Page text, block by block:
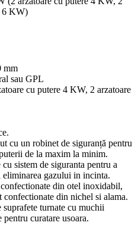
6 KW)
mm
sau GPL
cu putere 4 KW, 2 arzatoare
cu un robinet de siguranță pentru
de la maxim la minim.
sistem de siguranta pentru a
gazului in incinta.
din otel inoxidabil,
confectionate din nichel si alama.
turnate cu muchii
pentru curatare usoara.